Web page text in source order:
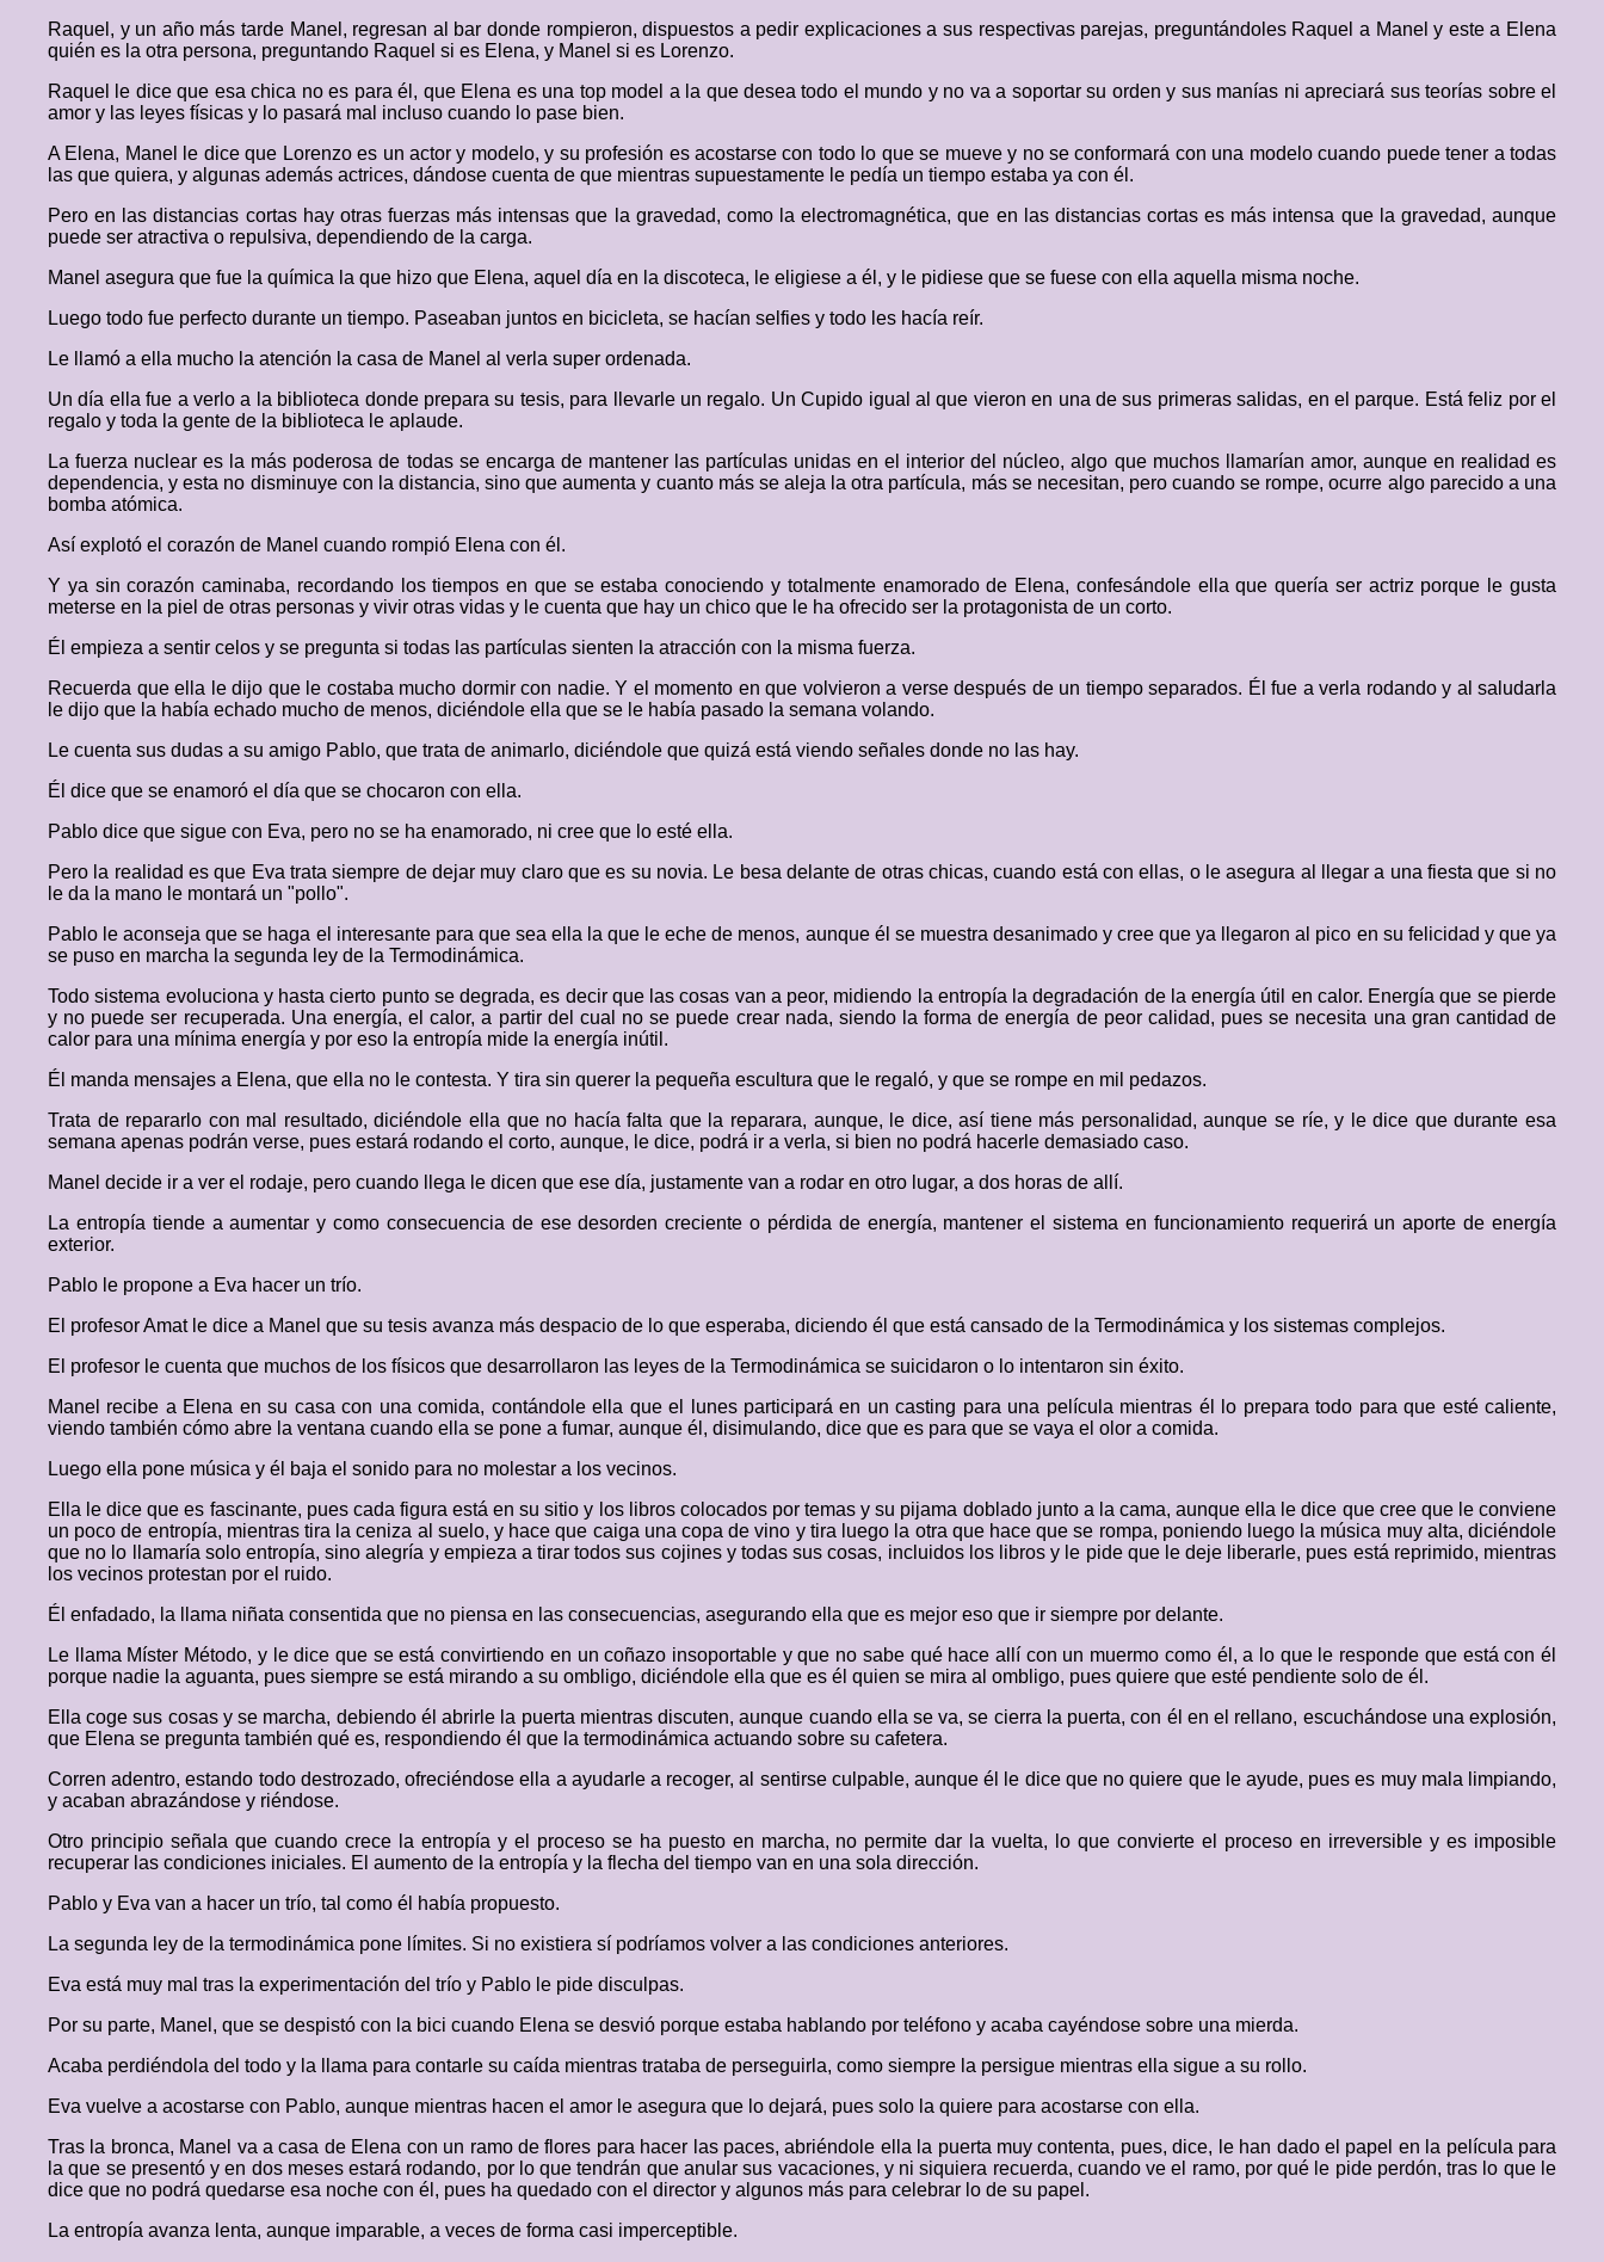
Raquel, y un año más tarde Manel, regresan al bar donde rompieron, dispuestos a pedir explicaciones a sus respectivas parejas, preguntándoles Raquel a Manel y este a Elena
quién es la otra persona, preguntando Raquel si es Elena, y Manel si es Lorenzo.
Raquel le dice que esa chica no es para él, que Elena es una top model a la que desea todo el mundo y no va a soportar su orden y sus manías ni apreciará sus teorías sobre el
amor y las leyes físicas y lo pasará mal incluso cuando lo pase bien.
A Elena, Manel le dice que Lorenzo es un actor y modelo, y su profesión es acostarse con todo lo que se mueve y no se conformará con una modelo cuando puede tener a todas
las que quiera, y algunas además actrices, dándose cuenta de que mientras supuestamente le pedía un tiempo estaba ya con él.
Pero en las distancias cortas hay otras fuerzas más intensas que la gravedad, como la electromagnética, que en las distancias cortas es más intensa que la gravedad, aunque
puede ser atractiva o repulsiva, dependiendo de la carga.
Manel asegura que fue la química la que hizo que Elena, aquel día en la discoteca, le eligiese a él, y le pidiese que se fuese con ella aquella misma noche.
Luego todo fue perfecto durante un tiempo. Paseaban juntos en bicicleta, se hacían selfies y todo les hacía reír.
Le llamó a ella mucho la atención la casa de Manel al verla super ordenada.
Un día ella fue a verlo a la biblioteca donde prepara su tesis, para llevarle un regalo. Un Cupido igual al que vieron en una de sus primeras salidas, en el parque. Está feliz por el
regalo y toda la gente de la biblioteca le aplaude.
La fuerza nuclear es la más poderosa de todas se encarga de mantener las partículas unidas en el interior del núcleo, algo que muchos llamarían amor, aunque en realidad es
dependencia, y esta no disminuye con la distancia, sino que aumenta y cuanto más se aleja la otra partícula, más se necesitan, pero cuando se rompe, ocurre algo parecido a una
bomba atómica.
Así explotó el corazón de Manel cuando rompió Elena con él.
Y ya sin corazón caminaba, recordando los tiempos en que se estaba conociendo y totalmente enamorado de Elena, confesándole ella que quería ser actriz porque le gusta
meterse en la piel de otras personas y vivir otras vidas y le cuenta que hay un chico que le ha ofrecido ser la protagonista de un corto.
Él empieza a sentir celos y se pregunta si todas las partículas sienten la atracción con la misma fuerza.
Recuerda que ella le dijo que le costaba mucho dormir con nadie. Y el momento en que volvieron a verse después de un tiempo separados. Él fue a verla rodando y al saludarla
le dijo que la había echado mucho de menos, diciéndole ella que se le había pasado la semana volando.
Le cuenta sus dudas a su amigo Pablo, que trata de animarlo, diciéndole que quizá está viendo señales donde no las hay.
Él dice que se enamoró el día que se chocaron con ella.
Pablo dice que sigue con Eva, pero no se ha enamorado, ni cree que lo esté ella.
Pero la realidad es que Eva trata siempre de dejar muy claro que es su novia. Le besa delante de otras chicas, cuando está con ellas, o le asegura al llegar a una fiesta que si no
le da la mano le montará un "pollo".
Pablo le aconseja que se haga el interesante para que sea ella la que le eche de menos, aunque él se muestra desanimado y cree que ya llegaron al pico en su felicidad y que ya
se puso en marcha la segunda ley de la Termodinámica.
Todo sistema evoluciona y hasta cierto punto se degrada, es decir que las cosas van a peor, midiendo la entropía la degradación de la energía útil en calor. Energía que se pierde
y no puede ser recuperada. Una energía, el calor, a partir del cual no se puede crear nada, siendo la forma de energía de peor calidad, pues se necesita una gran cantidad de
calor para una mínima energía y por eso la entropía mide la energía inútil.
Él manda mensajes a Elena, que ella no le contesta. Y tira sin querer la pequeña escultura que le regaló, y que se rompe en mil pedazos.
Trata de repararlo con mal resultado, diciéndole ella que no hacía falta que la reparara, aunque, le dice, así tiene más personalidad, aunque se ríe, y le dice que durante esa
semana apenas podrán verse, pues estará rodando el corto, aunque, le dice, podrá ir a verla, si bien no podrá hacerle demasiado caso.
Manel decide ir a ver el rodaje, pero cuando llega le dicen que ese día, justamente van a rodar en otro lugar, a dos horas de allí.
La entropía tiende a aumentar y como consecuencia de ese desorden creciente o pérdida de energía, mantener el sistema en funcionamiento requerirá un aporte de energía
exterior.
Pablo le propone a Eva hacer un trío.
El profesor Amat le dice a Manel que su tesis avanza más despacio de lo que esperaba, diciendo él que está cansado de la Termodinámica y los sistemas complejos.
El profesor le cuenta que muchos de los físicos que desarrollaron las leyes de la Termodinámica se suicidaron o lo intentaron sin éxito.
Manel recibe a Elena en su casa con una comida, contándole ella que el lunes participará en un casting para una película mientras él lo prepara todo para que esté caliente,
viendo también cómo abre la ventana cuando ella se pone a fumar, aunque él, disimulando, dice que es para que se vaya el olor a comida.
Luego ella pone música y él baja el sonido para no molestar a los vecinos.
Ella le dice que es fascinante, pues cada figura está en su sitio y los libros colocados por temas y su pijama doblado junto a la cama, aunque ella le dice que cree que le conviene
un poco de entropía, mientras tira la ceniza al suelo, y hace que caiga una copa de vino y tira luego la otra que hace que se rompa, poniendo luego la música muy alta, diciéndole
que no lo llamaría solo entropía, sino alegría y empieza a tirar todos sus cojines y todas sus cosas, incluidos los libros y le pide que le deje liberarle, pues está reprimido, mientras
los vecinos protestan por el ruido.
Él enfadado, la llama niñata consentida que no piensa en las consecuencias, asegurando ella que es mejor eso que ir siempre por delante.
Le llama Míster Método, y le dice que se está convirtiendo en un coñazo insoportable y que no sabe qué hace allí con un muermo como él, a lo que le responde que está con él
porque nadie la aguanta, pues siempre se está mirando a su ombligo, diciéndole ella que es él quien se mira al ombligo, pues quiere que esté pendiente solo de él.
Ella coge sus cosas y se marcha, debiendo él abrirle la puerta mientras discuten, aunque cuando ella se va, se cierra la puerta, con él en el rellano, escuchándose una explosión,
que Elena se pregunta también qué es, respondiendo él que la termodinámica actuando sobre su cafetera.
Corren adentro, estando todo destrozado, ofreciéndose ella a ayudarle a recoger, al sentirse culpable, aunque él le dice que no quiere que le ayude, pues es muy mala limpiando,
y acaban abrazándose y riéndose.
Otro principio señala que cuando crece la entropía y el proceso se ha puesto en marcha, no permite dar la vuelta, lo que convierte el proceso en irreversible y es imposible
recuperar las condiciones iniciales. El aumento de la entropía y la flecha del tiempo van en una sola dirección.
Pablo y Eva van a hacer un trío, tal como él había propuesto.
La segunda ley de la termodinámica pone límites. Si no existiera sí podríamos volver a las condiciones anteriores.
Eva está muy mal tras la experimentación del trío y Pablo le pide disculpas.
Por su parte, Manel, que se despistó con la bici cuando Elena se desvió porque estaba hablando por teléfono y acaba cayéndose sobre una mierda.
Acaba perdiéndola del todo y la llama para contarle su caída mientras trataba de perseguirla, como siempre la persigue mientras ella sigue a su rollo.
Eva vuelve a acostarse con Pablo, aunque mientras hacen el amor le asegura que lo dejará, pues solo la quiere para acostarse con ella.
Tras la bronca, Manel va a casa de Elena con un ramo de flores para hacer las paces, abriéndole ella la puerta muy contenta, pues, dice, le han dado el papel en la película para
la que se presentó y en dos meses estará rodando, por lo que tendrán que anular sus vacaciones, y ni siquiera recuerda, cuando ve el ramo, por qué le pide perdón, tras lo que le
dice que no podrá quedarse esa noche con él, pues ha quedado con el director y algunos más para celebrar lo de su papel.
La entropía avanza lenta, aunque imparable, a veces de forma casi imperceptible.